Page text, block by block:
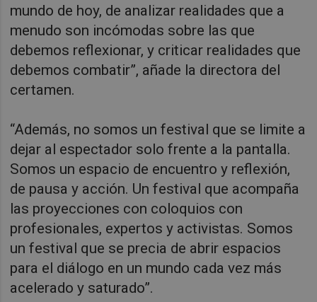
mundo de hoy, de analizar realidades que a
menudo son incómodas sobre las que
debemos reflexionar, y criticar realidades que
debemos combatir”, añade la directora del
certamen.
“Además, no somos un festival que se limite a
dejar al espectador solo frente a la pantalla.
Somos un espacio de encuentro y reflexión,
de pausa y acción. Un festival que acompaña
las proyecciones con coloquios con
profesionales, expertos y activistas. Somos
un festival que se precia de abrir espacios
para el diálogo en un mundo cada vez más
acelerado y saturado”.